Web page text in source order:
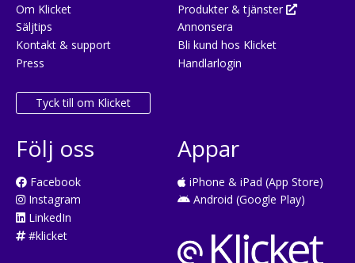
Om Klicket
Säljtips
Kontakt & support
Press
Tyck till om Klicket
Produkter & tjänster
Annonsera
Bli kund hos Klicket
Handlarlogin
Följ oss
Facebook
Instagram
LinkedIn
#klicket
Appar
iPhone & iPad (App Store)
Android (Google Play)